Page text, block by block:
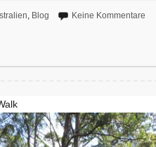
, Blog Keine Kommentare